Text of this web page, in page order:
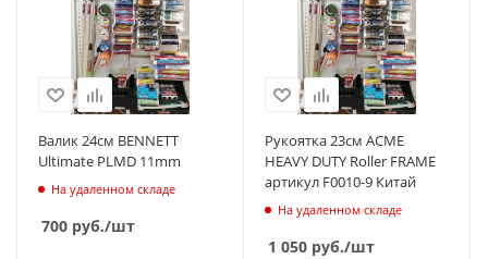
Валик 24см BENNETT
Ultimate PLMD 11mm
На удаленном складе
700 руб./шт
Рукоятка 23см ACME
HEAVY DUTY Roller FRAME
артикул F0010-9 Китай
На удаленном складе
1 050 руб./шт